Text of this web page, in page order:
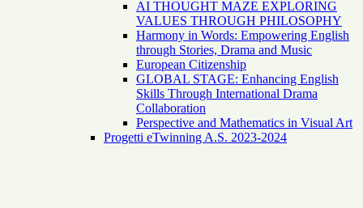
AI THOUGHT MAZE EXPLORING
VALUES THROUGH PHILOSOPHY
Harmony in Words: Empowering English
through Stories, Drama and Music
European Citizenship
GLOBAL STAGE: Enhancing English
Skills Through International Drama
Collaboration
Perspective and Mathematics in Visual Art
Progetti eTwinning A.S. 2023-2024